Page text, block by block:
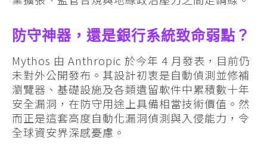
防守神器，還是銀行系統致命弱點？
Mythos 由 Anthropic 於今年 4 月發表，目前仍
未對外公開發布。其設計初衷是自動偵測並修補
瀏覽器、基礎設施及各類遺留軟件中累積數十年
安全漏洞，在防守用途上具備相當技術價值。然
而正是這套高度自動化漏洞偵測與入侵能力，令
全球資安界深感憂慮。